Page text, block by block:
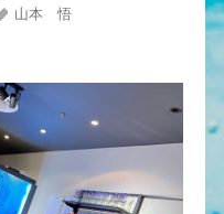
山本 悟